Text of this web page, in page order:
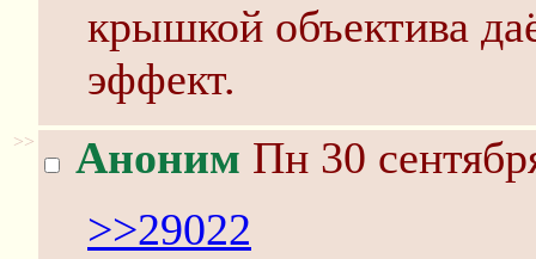
крышкой объектива
эффект.
>> Аноним Пн 30
>>29022